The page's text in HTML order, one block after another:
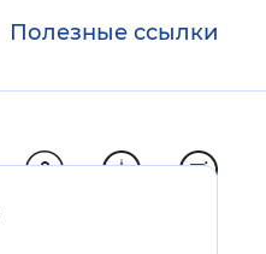
Полезные ссылки